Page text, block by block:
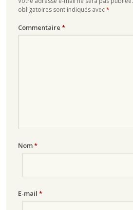
obligatoires sont indiqués avec*
Commentaire *
Nom*
E-mail *